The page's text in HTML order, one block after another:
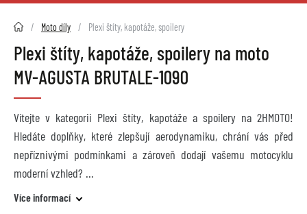
2HMOTO.cz Moto díly Plexi štíty, kapotáže, spoilery
Plexi štíty, kapotáže, spoilery na moto
MV-AGUSTA BRUTALE-1090
Vítejte v kategorii Plexi štíty, kapotáže a spoilery na 2HMOTO!
Hledáte doplňky, které zlepšují aerodynamiku, chrání vás před
nepříznivými podmínkami a zároveň dodají vašemu motocyklu
moderní vzhled?
Více informací